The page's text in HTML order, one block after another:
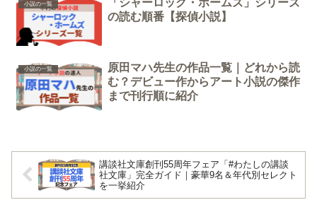
小説の一覧
の読む順番【探偵小説】
小説の一覧
原田マハ先生の作品一覧｜どれから読
む？デビュー作からアート小説の傑作
まで刊行順に紹介
講談社文庫創刊55周年フェア「#わたしの講談
社文庫」完全ガイド｜豪華9名＆年代別セレクト
を一挙紹介